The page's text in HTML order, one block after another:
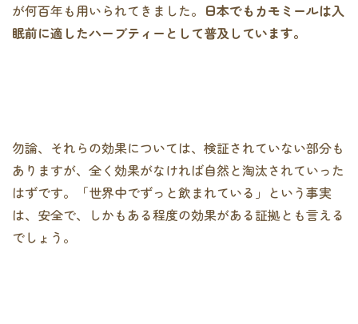
が何百年も用いられてきました。 日本でもカモミールは入
眠前に適したハーブティーとして普及しています。
勿論、それらの効果については、検証されていない部分も
ありますが、全く効果がなければ自然と淘汰されていった
はずです。「世界中でずっと飲まれている」という事実
は、安全で、しかもある程度の効果がある証拠とも言える
でしょう。